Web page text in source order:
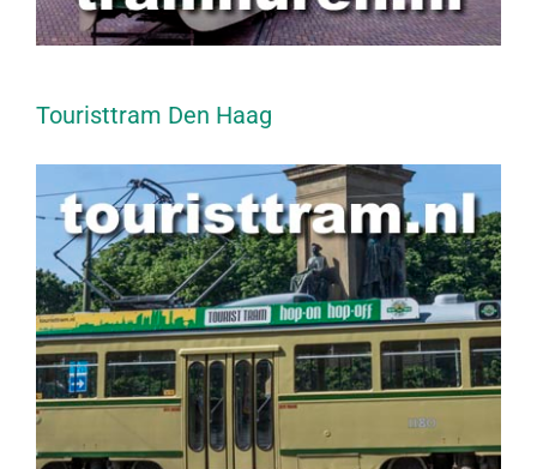
Touristtram Den Haag